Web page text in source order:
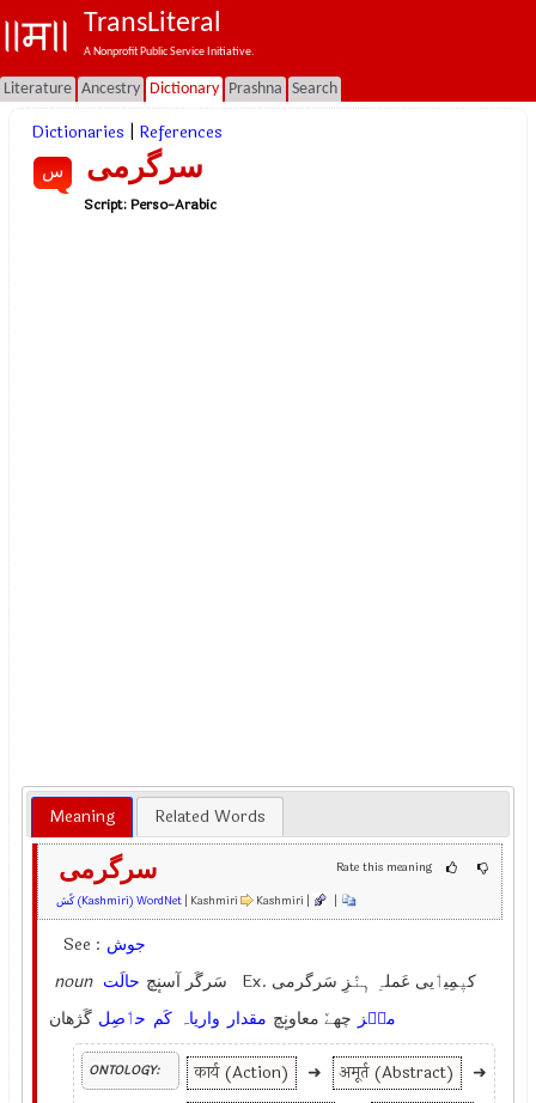
TransLiteral
A Nonprofit Public Service Initiative.
Literature Ancestry Dictionary Prashna Search
Dictionaries References
س سرگرمی
Script:Perso-Arabic
Meaning Related Words
Rate this meaning سرگرمی
کًش (Kashmiri) WordNet | Kashmiri Kashmiri | |
See : جوش
noun
سَرگَر آسنٕچ حالَت Ex. کیٖمِیٲیی عَملہِ ہٕنٛزِ سَرگرمی
منٛز چھےٚ معاونٕچ مقدار واریاہ کَم حٲصِل گَژھان
ONTOLOGY: कार्य (Action) ➜ अमूर्त (Abstract)
➜